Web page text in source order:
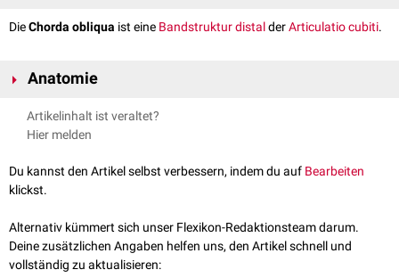
DieChorda obliqua ist eine BandstrukturdistalderArticulatio cubiti.
Anatomie
Die Chorda obliqua zieht von der
Tuberositas radii
Radius
Distal der Chorda obliqua findet sich eine Lücke für den Durchtritt
Arteria interossea posterior
Vena interossea posterior
Nervus interosseus posterior
Artikelinhalt ist veraltet?
Hier melden
Du kannst den Artikel selbst verbessern, indem du auf Bearbeiten
klickst.
Alternativ kümmert sich unser Flexikon-Redaktionsteam darum.
Deine zusätzlichen Angaben helfen uns, den Artikel schnell und
vollständig zu aktualisieren: